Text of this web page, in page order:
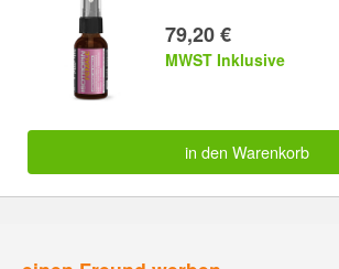
79,20 €
MWST Inklusive
in den Warenkorb